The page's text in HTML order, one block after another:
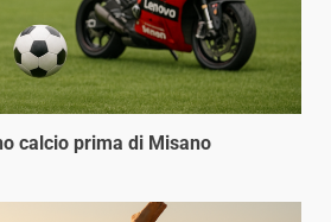
calcio prima di Misano